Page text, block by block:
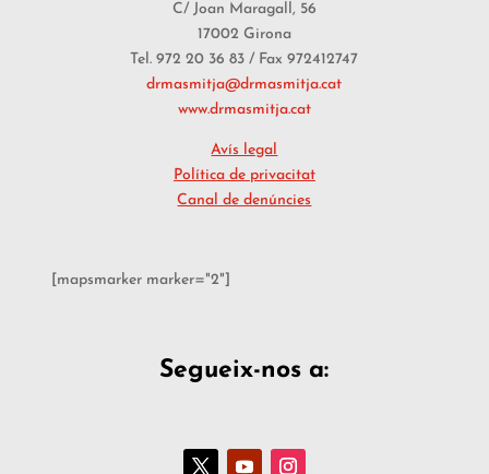
C/ Joan Maragall, 56
17002 Girona
Tel. 972 20 36 83 / Fax 972412747
drmasmitja@drmasmitja.cat
www.drmasmitja.cat
Avís legal
Política de privacitat
Canal de denúncies
[mapsmarker marker="2"]
Segueix-nos a: